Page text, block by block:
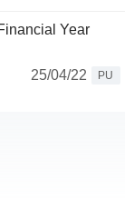
Year
25/04/22
PU